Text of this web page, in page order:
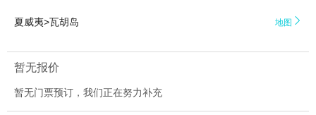
夏威夷>瓦胡岛 地图 
暂无报价
暂无门票预订，我们正在努力补充